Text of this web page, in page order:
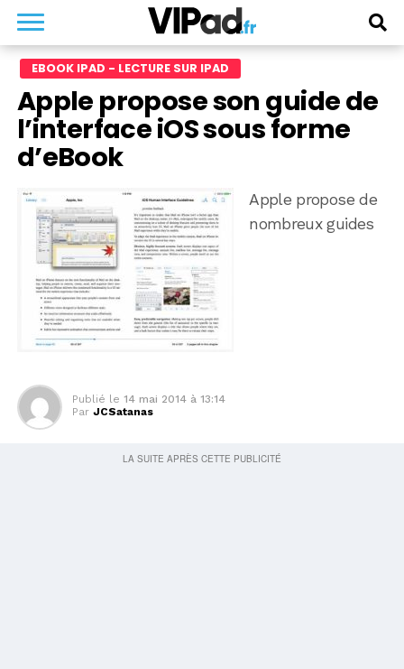
EBOOK IPAD - LECTURE SUR IPAD
Apple propose son guide de
l’interface iOS sous forme
d’eBook
Apple propose de
nombreux guides
Publié le 14 mai 2014 à 13:14
Par JCSatanas